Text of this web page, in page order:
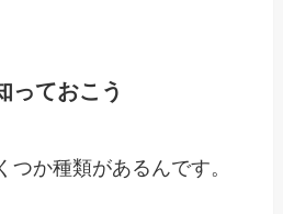
っておこう
つか種類があるんです。